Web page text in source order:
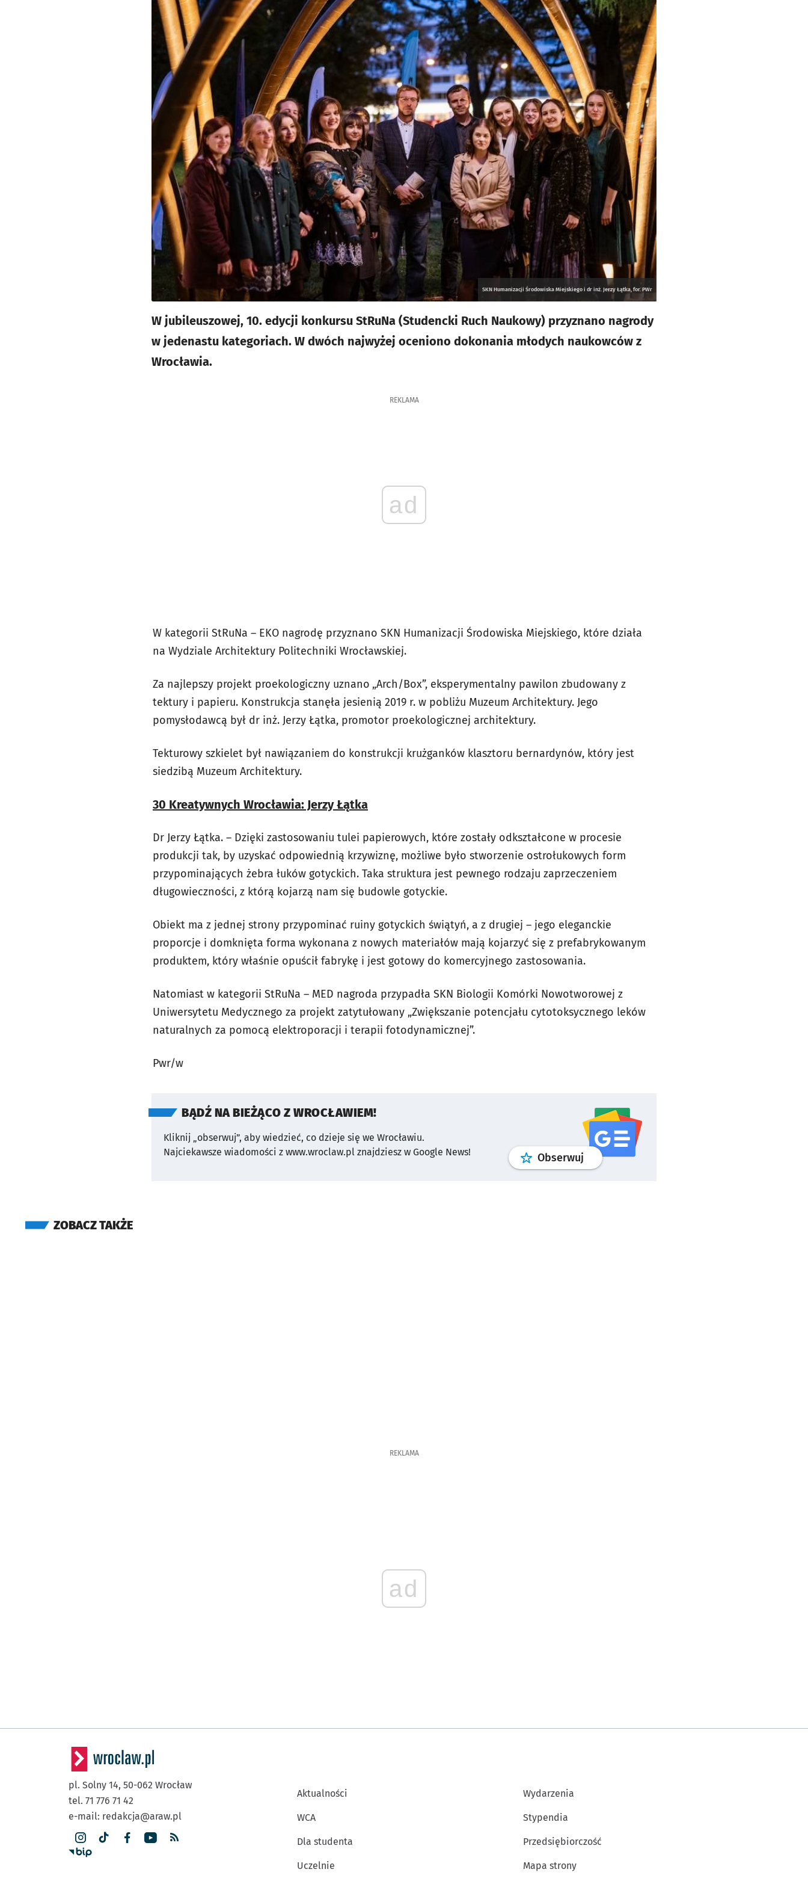
SKN Humanizacji Środowiska Miejskiego i dr inż. Jerzy Łątka, for. PWr
W jubileuszowej, 10. edycji konkursu StRuNa (Studencki Ruch Naukowy) przyznano nagrody
w jedenastu kategoriach. W dwóch najwyżej oceniono dokonania młodych naukowców z
Wrocławia.
REKLAMA
ad
W kategorii StRuNa – EKO nagrodę przyznano SKN Humanizacji Środowiska Miejskiego, które działa
na Wydziale Architektury Politechniki Wrocławskiej.
Za najlepszy projekt proekologiczny uznano „Arch/Box”, eksperymentalny pawilon zbudowany z
tektury i papieru. Konstrukcja stanęła jesienią 2019 r. w pobliżu Muzeum Architektury. Jego
pomysłodawcą był dr inż. Jerzy Łątka, promotor proekologicznej architektury.
Tekturowy szkielet był nawiązaniem do konstrukcji krużganków klasztoru bernardynów, który jest
siedzibą Muzeum Architektury.
30 Kreatywnych Wrocławia: Jerzy Łątka
Dr Jerzy Łątka. – Dzięki zastosowaniu tulei papierowych, które zostały odkształcone w procesie
produkcji tak, by uzyskać odpowiednią krzywiznę, możliwe było stworzenie ostrołukowych form
przypominających żebra łuków gotyckich. Taka struktura jest pewnego rodzaju zaprzeczeniem
długowieczności, z którą kojarzą nam się budowle gotyckie.
Obiekt ma z jednej strony przypominać ruiny gotyckich świątyń, a z drugiej – jego eleganckie
proporcje i domknięta forma wykonana z nowych materiałów mają kojarzyć się z prefabrykowanym
produktem, który właśnie opuścił fabrykę i jest gotowy do komercyjnego zastosowania.
Natomiast w kategorii StRuNa – MED nagroda przypadła SKN Biologii Komórki Nowotworowej z
Uniwersytetu Medycznego za projekt zatytułowany „Zwiększanie potencjału cytotoksycznego leków
naturalnych za pomocą elektroporacji i terapii fotodynamicznej”.
Pwr/w
BĄDŹ NA BIEŻĄCO Z WROCŁAWIEM!
Kliknij „obserwuj”, aby wiedzieć, co dzieje się we Wrocławiu.
Najciekawsze wiadomości z www.wroclaw.pl znajdziesz w Google News!
Obserwuj profilgoogle news
ZOBACZ TAKŻE
REKLAMA
ad
pl. Solny 14, 50-062 Wrocław
tel. 71 776 71 42
e-mail: redakcja@araw.pl
Aktualności
WCA
Dla studenta
Uczelnie
Wydarzenia
Stypendia
Przedsiębiorczość
Mapa strony